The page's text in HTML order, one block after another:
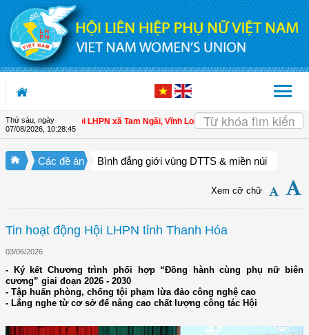
Truy cập nội dung luôn
Thứ sáu, ngày
07/08/2026, 10:28:46
hội viên | Hội LHPN xã Tam Ngãi, Vĩnh Long sơ kết công tác Hội và phong
Các đề án Bình đẳng giới vùng DTTS & miền núi
Xem cỡ chữ
Tin hoạt động Hội LHPN tỉnh Thanh Hóa
03/06/2026
- Ký kết Chương trình phối hợp “Đồng hành cùng phụ nữ biên
cương” giai đoạn 2026 - 2030
- Tập huấn phòng, chống tội phạm lừa đảo công nghệ cao
- Lắng nghe từ cơ sở để nâng cao chất lượng công tác Hội